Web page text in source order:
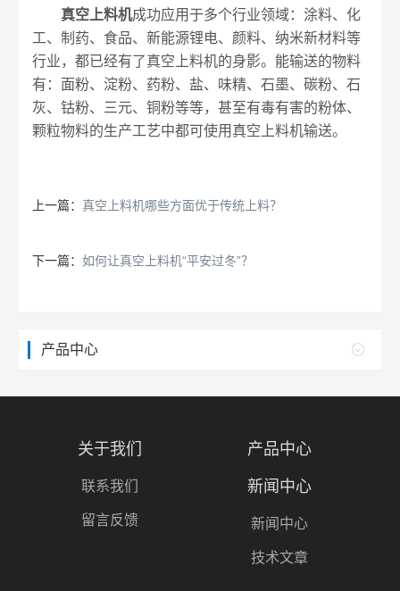
真空上料机成功应用于多个行业领域：涂料、化
工、制药、食品、新能源锂电、颜料、纳米新材料等
行业，都已经有了真空上料机的身影。能输送的物料
有：面粉、淀粉、药粉、盐、味精、石墨、碳粉、石
灰、钴粉、三元、铜粉等等，甚至有毒有害的粉体、
颗粒物料的生产工艺中都可使用真空上料机输送。
上一篇：真空上料机哪些方面优于传统上料？
下一篇：如何让真空上料机“平安过冬”？
产品中心
关于我们
联系我们
留言反馈
产品中心
新闻中心
新闻中心
技术文章